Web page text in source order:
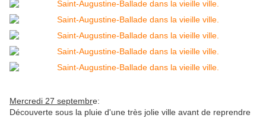
Mercredi 27 septembre:
Découverte sous la pluie d'une très jolie ville avant de reprendre